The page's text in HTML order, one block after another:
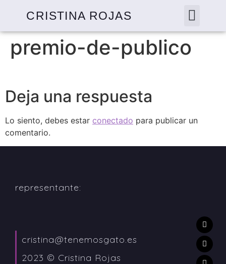
CRISTINA ROJAS
premio-de-publico
Deja una respuesta
Lo siento, debes estar conectado para publicar un
comentario.
representante:
cristina@tenemosgato.es
2023 © Cristina Rojas